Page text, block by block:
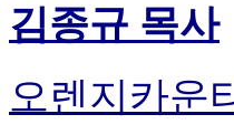
김종규 목사
오렌지카운